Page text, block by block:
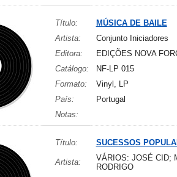
Título:
MÚSICA DE BAILE
Artista:
Conjunto Iniciadores
Editora:
EDIÇÕES NOVA
Catálogo:
NF-LP 015
Formato:
Vinyl, LP
País:
Portugal
Notas:
Título: SUCESSOS
Artista:
VÁRIOS: JOSÉ CID;
RODRIGO